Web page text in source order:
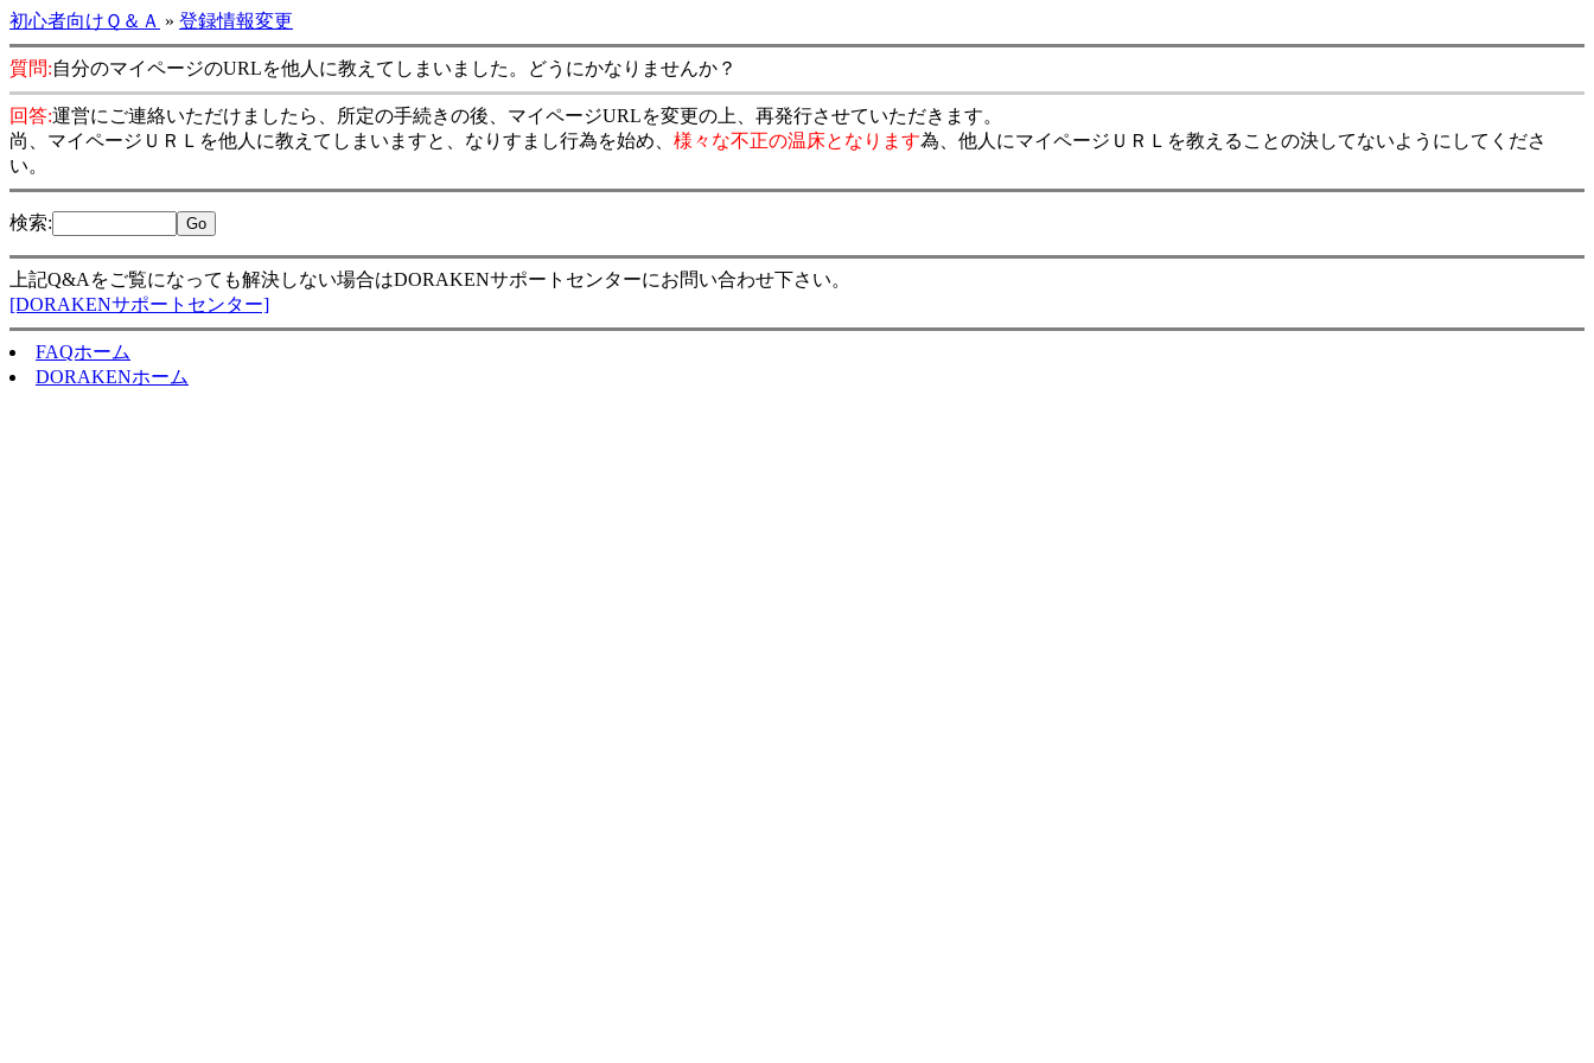
初心者向けＱ＆Ａ » 登録情報変更
質問:自分のマイページのURLを他人に教えてしまいました。どうにかなりませんか？
回答:運営にご連絡いただけましたら、所定の手続きの後、マイページURLを変更の上、再発行させていただきます。
尚、マイページＵＲＬを他人に教えてしまいますと、なりすまし行為を始め、 様々な不正の温床となります為、他人にマイページＵＲＬを教えることの決してないようにしてくださ
い。
検索:
上記Q&Aをご覧になっても解決しない場合はDORAKENサポートセンターにお問い合わせ下さい。
[DORAKENサポートセンター]
FAQホーム
DORAKENホーム